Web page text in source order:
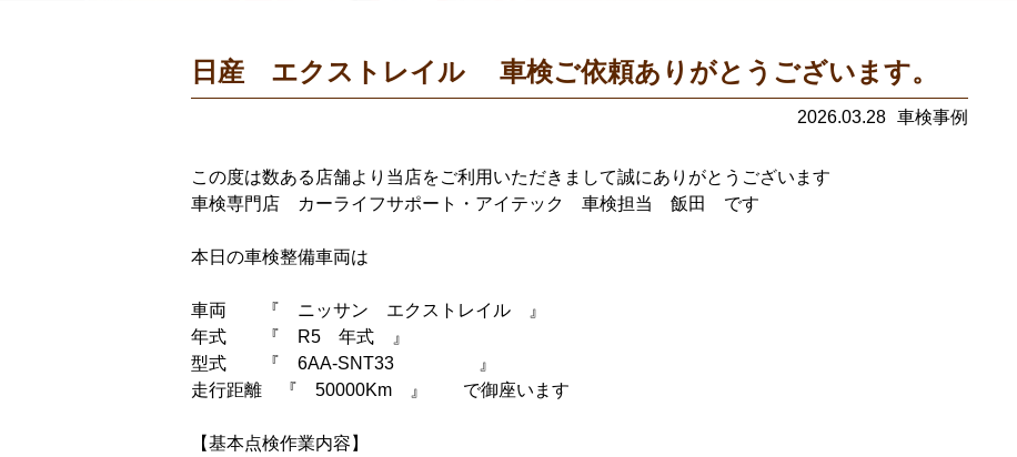
日産 エクストレイル 車検ご依頼ありがとうございます。
2026.03.28 車検事例
この度は数ある店舗より当店をご利用いただきまして誠にありがとうございます
車検専門店 カーライフサポート・アイテック 車検担当 飯田 です
本日の車検整備車両は
車両 『 ニッサン エクストレイル 』
年式 『 R5 年式 』
型式 『 6AA-SNT33 』
走行距離 『 50000Km 』 で御座います
【基本点検作業内容】